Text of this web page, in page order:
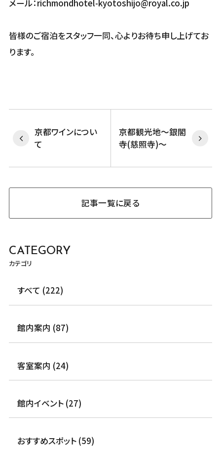
メール：richmondhotel-kyotoshijo@royal.co.jp
皆様のご宿泊をスタッフ一同、心よりお待ち申し上げてお
ります。
京都ワインについ
て
京都観光地～銀閣
寺(慈照寺)～
記事一覧に戻る
CATEGORY
カテゴリ
すべて (222)
館内案内 (87)
客室案内 (24)
館内イベント (27)
おすすめスポット (59)